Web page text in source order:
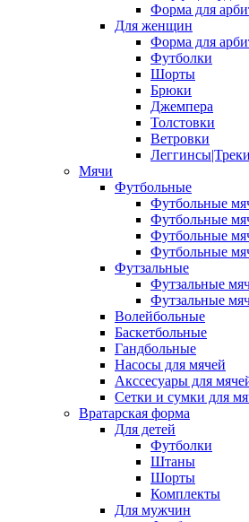
Форма для
Для женщин
Форма для
Футболки
Шорты
Брюки
Джемпера
Толстовки
Ветровки
Леггинсы|Треки
Мячи
Футбольные
Футбольные
Футбольные
Футбольные
Футбольные
Футзальные
Футзальные
Футзальные
Волейбольные
Баскетбольные
Гандбольные
Насосы для мячей
Акссесуары для
Сетки и сумки для
Вратарская форма
Для детей
Футболки
Штаны
Шорты
Комплекты
Для мужчин